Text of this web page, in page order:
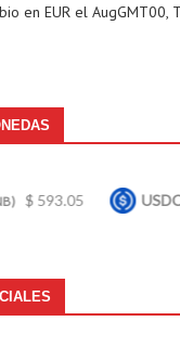
en EUR el AugGMT00,
USDC (USDC) $